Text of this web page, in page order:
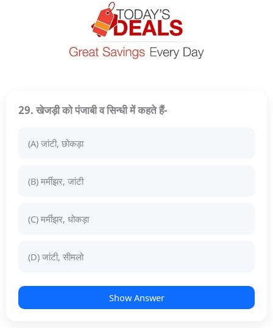
29. खेजड़ी को पंजाबी व सिन्धी में कहते हैं-
(A) जांटी, छोकड़ा
(B) मर्मीझर, जांटी
(C) मर्मीझर, धोकड़ा
(D) जांटी, सीमलो
Show Answer